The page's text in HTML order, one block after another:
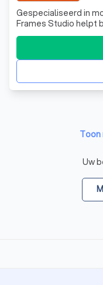
Gespecialiseerd in
Frames Studio helpt
webdesign, sterke
Uw